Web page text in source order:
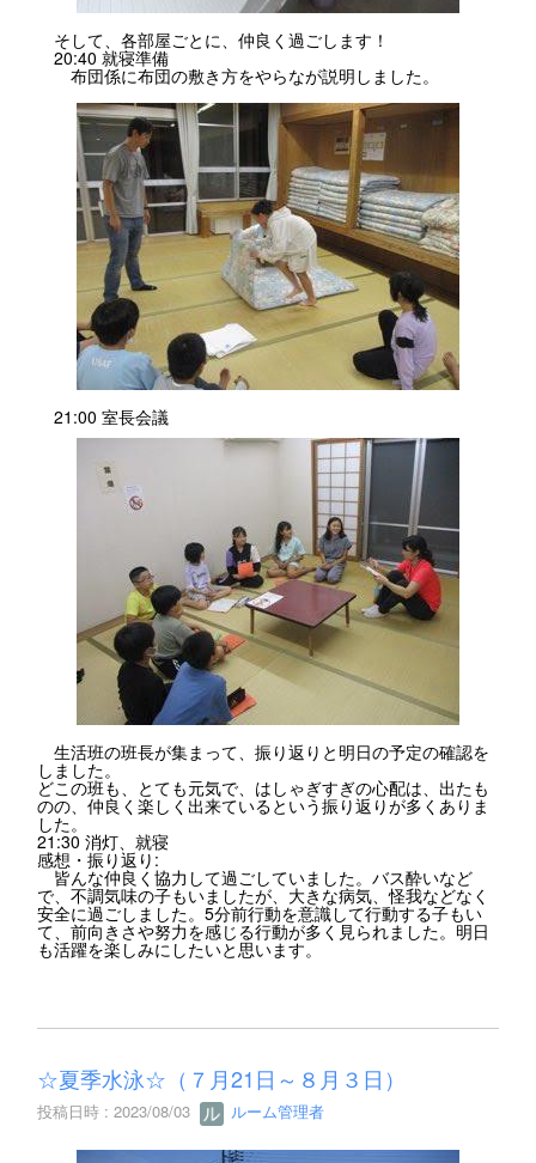
そして、各部屋ごとに、仲良く過ごします！
20:40 就寝準備
布団係に布団の敷き方をやらなが説明しました。
21:00 室長会議
生活班の班長が集まって、振り返りと明日の予定の確認を
しました。
どこの班も、とても元気で、はしゃぎすぎの心配は、出たも
のの、仲良く楽しく出来ているという振り返りが多くありま
した。
21:30 消灯、就寝
感想・振り返り:
皆んな仲良く協力して過ごしていました。バス酔いなど
で、不調気味の子もいましたが、大きな病気、怪我などなく
安全に過ごしました。5分前行動を意識して行動する子もい
て、前向きさや努力を感じる行動が多く見られました。明日
も活躍を楽しみにしたいと思います。
☆夏季水泳☆（７月21日～８月３日）
投稿日時 : 2023/08/03 ルーム管理者